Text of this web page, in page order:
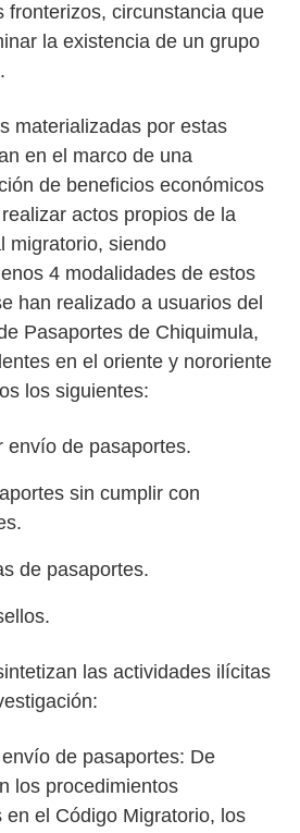
fronterizos, circunstancia que
la existencia de un grupo
materializadas por estas
en el marco de una
de beneficios económicos
actos propios de la
migratorio, siendo
4 modalidades de estos
han realizado a usuarios del
Pasaportes de Chiquimula,
en el oriente y nororiente
los siguientes:
envío de pasaportes.
sin cumplir con
de pasaportes.
las actividades ilícitas
de pasaportes: De
los procedimientos
en el Código Migratorio, los